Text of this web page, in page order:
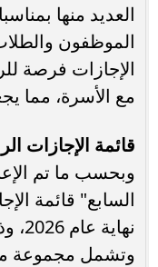
العديد منها
الموظفون
الإجازات فرصة
مع الأسرة، مما
قائمة الإجازات
وبحسب ما تم
السابع" قائمة
وتشمل مجموعة من